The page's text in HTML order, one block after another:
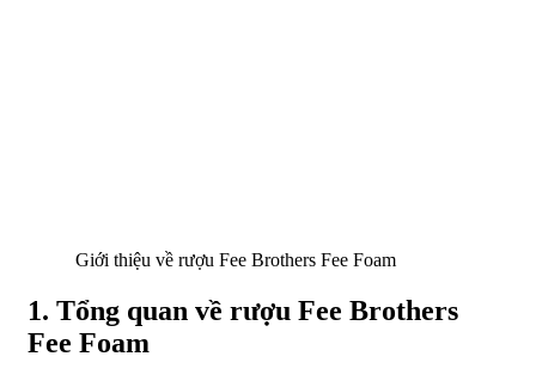
Giới thiệu về rượu Fee Brothers Fee Foam
1. Tổng quan về rượu Fee Brothers
Fee Foam